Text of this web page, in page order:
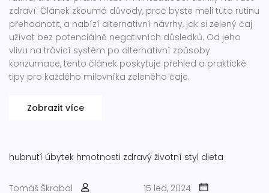
zdraví. Článek zkoumá důvody, proč byste měli tuto rutinu
přehodnotit, a nabízí alternativní návrhy, jak si zelený čaj
užívat bez potenciálně negativních důsledků. Od jeho
vlivu na trávicí systém po alternativní způsoby
konzumace, tento článek poskytuje přehled a praktické
tipy pro každého milovníka zeleného čaje.
Zobrazit více
hubnutí úbytek hmotnosti zdravý životní styl dieta
Tomáš Škrabal 15 led, 2024